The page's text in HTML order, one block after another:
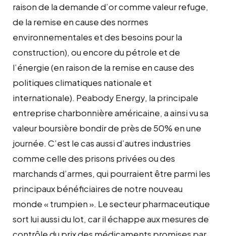
raison de la demande d’or comme valeur refuge,
de la remise en cause des normes
environnementales et des besoins pour la
construction), ou encore du pétrole et de
l’énergie (en raison de la remise en cause des
politiques climatiques nationale et
internationale). Peabody Energy, la principale
entreprise charbonnière américaine, a ainsi vu sa
valeur boursière bondir de près de 50% en une
journée. C’est le cas aussi d’autres industries
comme celle des prisons privées ou des
marchands d’armes, qui pourraient être parmi les
principaux bénéficiaires de notre nouveau
monde « trumpien ». Le secteur pharmaceutique
sort lui aussi du lot, car il échappe aux mesures de
contrôle du prix des médicaments promises par